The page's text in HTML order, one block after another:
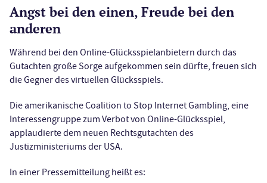
Angst bei den einen, Freude bei den
anderen
Während bei den Online-Glücksspielanbietern durch das
Gutachten große Sorge aufgekommen sein dürfte, freuen sich
die Gegner des virtuellen Glücksspiels.
Die amerikanische Coalition to Stop Internet Gambling, eine
Interessengruppe zum Verbot von Online-Glücksspiel,
applaudierte dem neuen Rechtsgutachten des
Justizministeriums der USA.
In einer Pressemitteilung heißt es: